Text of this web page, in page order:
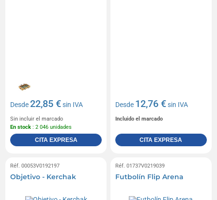
Desde22,85 €sin IVA
Sin incluir el marcado
En stock : 2 046 unidades
CITA EXPRESA
Desde 12,76 €sin IVA
Incluido el marcado
CITA EXPRESA
Réf. 00053V0192197
Objetivo - Kerchak
Réf. 01737V0219039
Futbolín Flip Arena